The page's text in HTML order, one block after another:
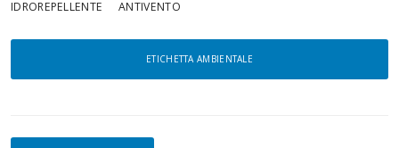
IDROREPELLENTE ANTIVENTO
ETICHETTA AMBIENTALE